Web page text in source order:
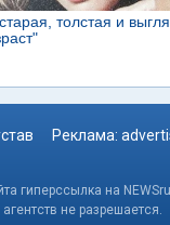
Реклама:
гиперссылка на
не разрешается.